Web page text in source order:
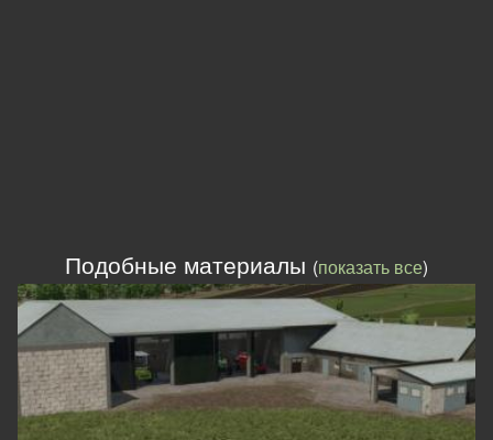
Подобные материалы (показать все)